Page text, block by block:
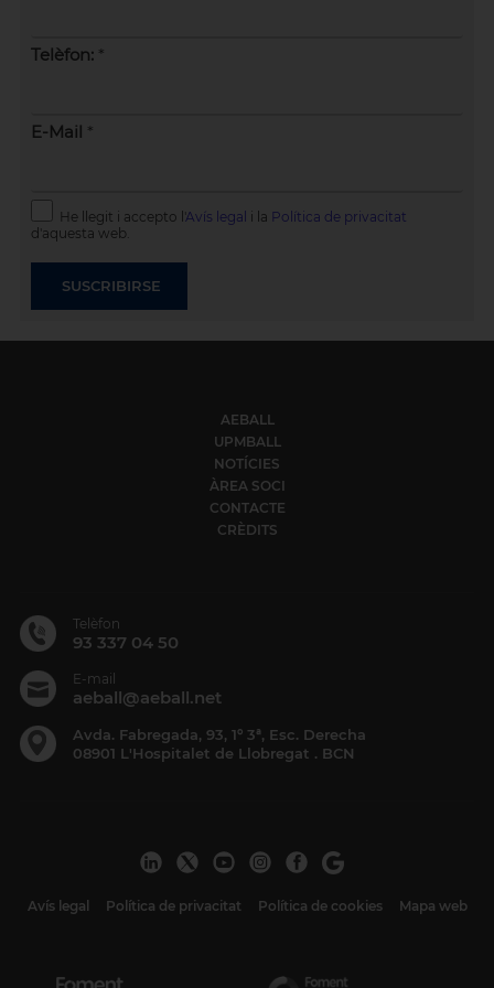
Telèfon:*
E-Mail *
He llegit i accepto l' Avís legal i la Política de privacitat
d'aquesta web.
AEBALL
UPMBALL
NOTÍCIES
ÀREA SOCI
CONTACTE
CRÈDITS
Telèfon
93 337 04 50
E-mail
aeball@aeball.net
Avda. Fabregada, 93, 1º 3ª, Esc. Derecha
08901 L'Hospitalet de Llobregat . BCN
Avís legal Política de privacitat Política de cookies Mapa web